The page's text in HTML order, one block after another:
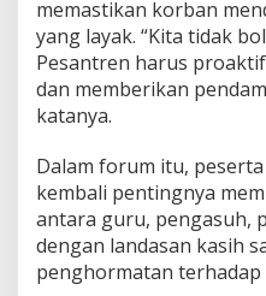
memastikan korban
yang layak. “Kita tidak
Pesantren harus
dan memberikan
katanya.
Dalam forum itu,
kembali pentingnya
antara guru, pengasuh,
dengan landasan kasih
penghormatan terhadap